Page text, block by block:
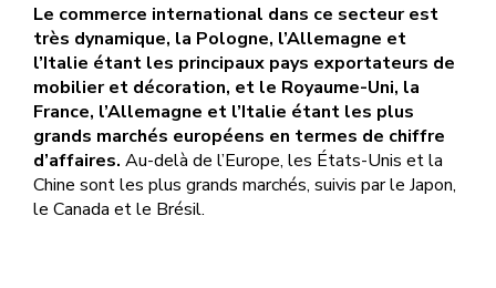
Le commerce international dans ce secteur est
très dynamique, la Pologne, l’Allemagne et
l’Italie étant les principaux pays exportateurs de
mobilier et décoration, et le Royaume-Uni, la
France, l’Allemagne et l’Italie étant les plus
grands marchés européens en termes de chiffre
d’affaires. Au-delà de l’Europe, les États-Unis et la
Chine sont les plus grands marchés, suivis par le Japon,
le Canada et le Brésil.